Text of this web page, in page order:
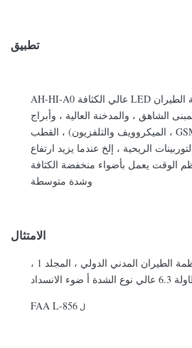
تطبيق
يتم استخدام مصباح إعاقة الطيران LED عالي الكثافة AH-HI-A0
الشاهق ، والمدخنة العالية ، وأبراج
العلامات (الاتصالات ، GSM ، الميكروويف والتلفزيون) ، القطب
الريحية ، إلخ عندما يزيد ارتفاع
مترًا ، ومعظم الوقت يعمل بأضواء منخفضة الكثافة
وشدة متوسطة
الامتثال
6.3 عالي نوع الشدة أ ضوء الانسداد
ل FAA L-856